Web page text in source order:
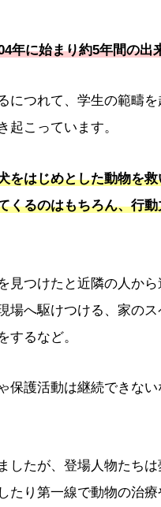
年に始まり約5年間の出
につれて、学生の範疇
起こっています。
をはじめとした動物を
くるのはもちろん、行
見つけたと近隣の人か
場へ駆けつける、家の
するなど。
保護活動は継続できない
したが、登場人物たちは
たり第一線で動物の治療